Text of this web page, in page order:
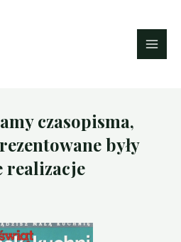
czasopisma,
były
realizacje